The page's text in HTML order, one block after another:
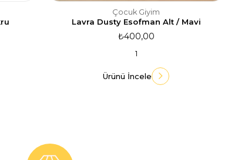
Çocuk Giyim
Lavra Dusty Esofman Alt / Mavi
1
₺400,00
Ürünü İncele